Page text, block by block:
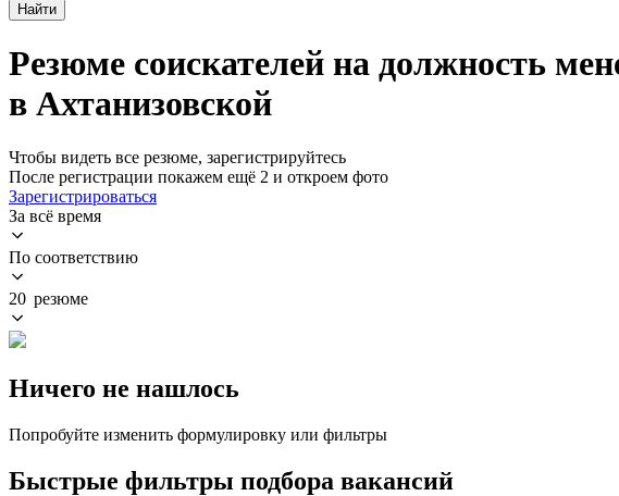
Найти
Резюме соискателей на должность
в Ахтанизовской
Чтобы видеть все резюме, зарегистрируйтесь
После регистрации покажем ещё 2 и откроем фото
Зарегистрироваться
За всё время
По соответствию
20 резюме
Ничего не нашлось
Попробуйте изменить формулировку или фильтры
Быстрые фильтры подбора вакансий